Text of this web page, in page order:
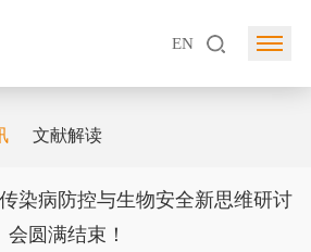
EN
文献解读
染病防控与生物安全新思维研讨
会圆满结束！